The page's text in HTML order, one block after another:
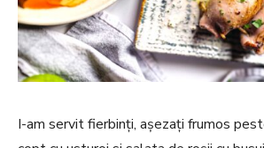
I-am servit fierbinți, așezați frumos